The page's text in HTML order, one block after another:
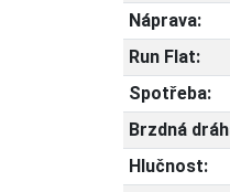
Náprava:
Run Flat:
Spotřeba:
Brzdná
Hlučnost: